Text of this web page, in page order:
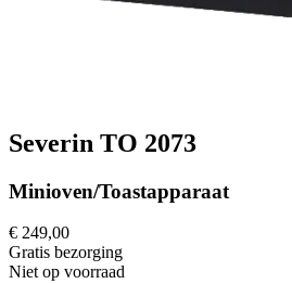
Severin TO 2073
Minioven/Toastapparaat
€ 249,00
Gratis bezorging
Niet op voorraad